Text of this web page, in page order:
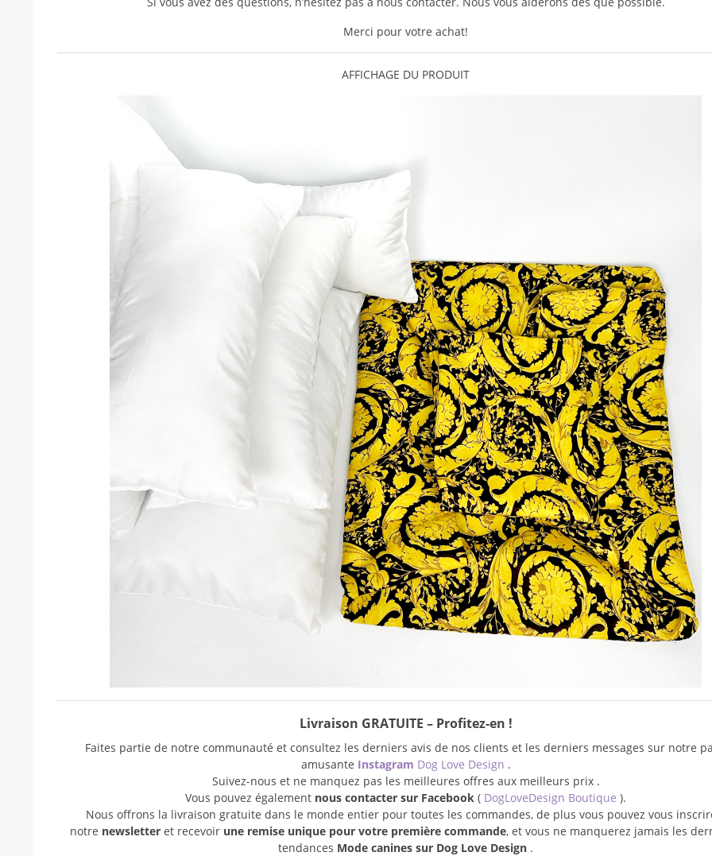
Merci pour votre achat!
AFFICHAGE DU PRODUIT
Livraison GRATUITE – Profitez-en !
Faites partie de notre communauté et consultez les derniers avis de nos clients et les derniers messages sur notre
amusante Instagram Dog Love Design .
Suivez-nous et ne manquez pas les meilleures offres aux meilleurs prix .
Vous pouvez également nous contacter sur Facebook ( DogLoveDesign Boutique).
Nous offrons la livraison gratuite dans le monde entier pour toutes les commandes, de plus vous pouvez vous
notre newsletteret recevoir une remise unique pour votre première commande, et vous ne manquerez jamais les
tendances Mode canines sur Dog Love Design .